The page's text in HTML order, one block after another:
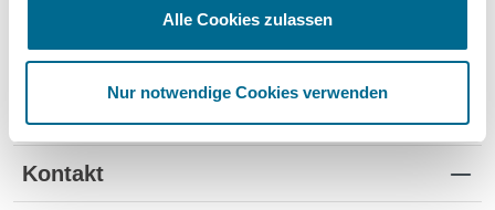
Alle Cookies zulassen
Nur notwendige Cookies verwenden
Standorte
Kontakt